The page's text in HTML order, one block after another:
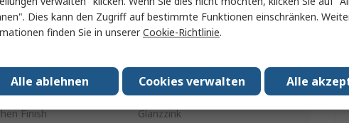
Innensechskant
Stahl
Finish Glanzzink
Dies kann den Zugriff auf bestimmte Funktionen einschränken.
finden Sie in unsererCookie-Richtlinie.
Alle
Cookies verwalten
Alle ablehnen